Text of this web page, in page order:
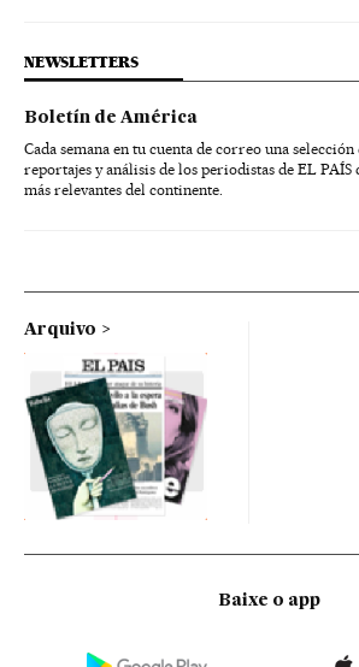
NEWSLETTERS
Boletín de América
Cada semana en tu cuenta de correo una selección
reportajes y análisis de los periodistas de EL
más relevantes del continente.
Arquivo
Baixe o app